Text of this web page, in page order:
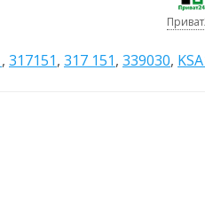
, 317151, 317 151, 339030,